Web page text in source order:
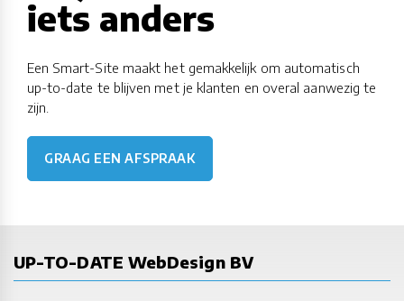
iets anders
Een Smart-Site maakt het gemakkelijk om automatisch
up-to-date te blijven met je klanten en overal aanwezig te
zijn.
GRAAG EEN AFSPRAAK
UP-TO-DATE WebDesign BV